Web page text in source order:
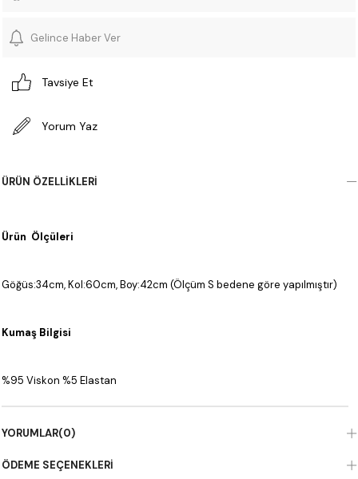
Gelince Haber Ver
Tavsiye Et
Yorum Yaz
ÜRÜN ÖZELLIKLERI
Ürün Ölçüleri
Göğüs:34cm, Kol:60cm, Boy:42cm (Ölçüm S bedene göre yapılmıştır)
Kumaş Bilgisi
%95 Viskon %5 Elastan
YORUMLAR(0)
ÖDEME SEÇENEKLERI